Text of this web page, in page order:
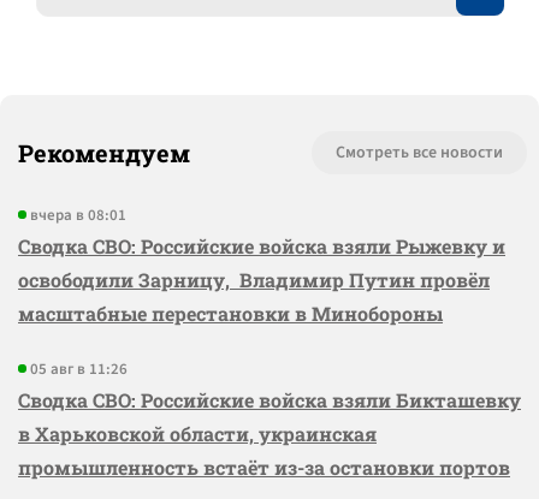
Рекомендуем Смотреть все новости
вчера в 08:01
Сводка СВО: Российские войска взяли Рыжевку и
освободили Зарницу, Владимир Путин провёл
масштабные перестановки в Минобороны
05 авг в 11:26
Сводка СВО: Российские войска взяли Бикташевку
в Харьковской области, украинская
промышленность встаёт из-за остановки портов